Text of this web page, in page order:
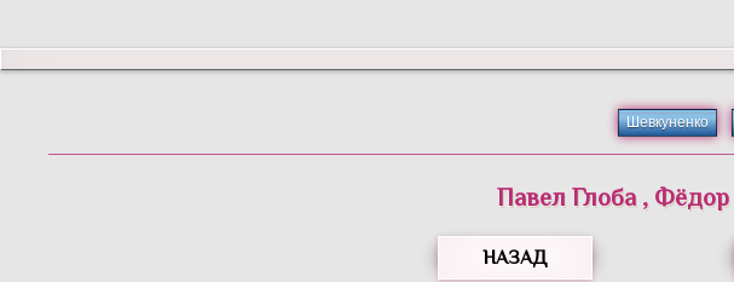
Шевкуненко
Павел Глоба , Фёдор
НАЗАД